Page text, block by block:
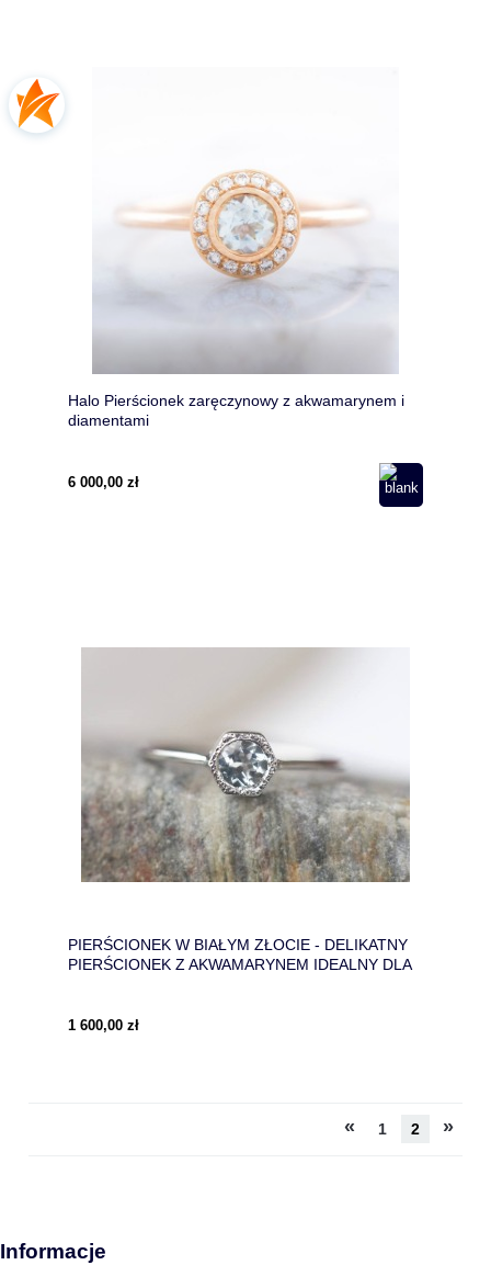
Halo Pierścionek zaręczynowy z akwamarynem i
diamentami
6 000,00 zł
PIERŚCIONEK W BIAŁYM ZŁOCIE - DELIKATNY
PIERŚCIONEK Z AKWAMARYNEM IDEALNY DLA
1 600,00 zł
« 1 2 »
Informacje